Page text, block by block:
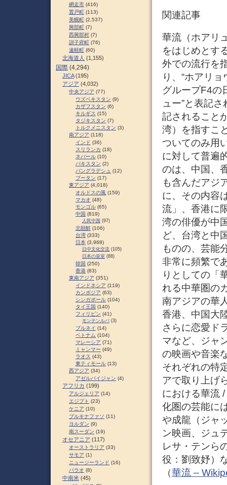
関連記事
華流（ホアリ
をはじめとす
外での流行を
り、“ホアリ
グループF4の
ュー”と表記
記されること
湾）を指すこ
ついてのみ用
に対して普遍
のは、中国、
も含んだアジ
に、その内容
流」、香港に
湾の俳優が中
ど、台湾と中
ものの、芸能
非常に頻繁で
りとしての「
れる中華圏の
南アジアの華
香港、中国大
さらに恋愛ド
マなど、ジャ
の映画や音楽
それぞれの特
アで取り上げ
における華流
化圏の芸能に
や成龍（ジャ
ン映画、ジュ
レサ・テンら
役：劉致妤）
（華流 –
網走市 (416)
置戸町 (113)
美幌町 (2,537)
興部町 (7)
西興部村 (7)
訓子府町 (76)
遠軽町 (60)
北海道人 (1,155)
国際 (4,294)
JICA(195)
アジア (4,032)
中央アジア (77)
ウズベキスタン (9)
カザフスタン (6)
キルギス (15)
タジキスタン (7)
トルクメニスタン (3)
南アジア (118)
インド (36)
スリランカ (18)
ネパール (10)
パキスタン (2)
バングラデシュ (12)
ブータン (17)
東アジア (4,018)
オルドスの風 (159)
マカオ (48)
モンゴル (65)
中国 (819)
人民中国 (97)
北朝鮮 (106)
台湾 (333)
日本 (3,968)
日中文化交流 (105)
日本の皇室 (88)
韓国 (250)
香港 (83)
東南アジア (351)
インドネシア (119)
カンボジア (63)
シンガポール (104)
タイ王国 (140)
フィリピン (41)
モンテンルパ (3)
ブルネイ (14)
ベトナム (104)
マレーシア (71)
ミャンマー (49)
ラオス (43)
東ティモール (13)
西アジア (34)
アゼルバイジャン (4)
アフリカ (199)
アルジェリア (14)
エジプト (23)
ケニア (10)
ブルキナファソ (11)
ヨルダン (9)
南スーダン (19)
オセアニア (117)
オーストラリア (33)
サモア (1)
ニュージーランド (16)
パラオ (8)
中南米 (45)